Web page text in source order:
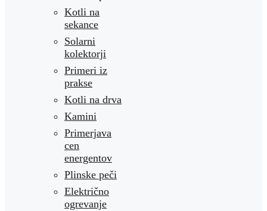
Kotli na
sekance
Solarni
kolektorji
Primeri iz
prakse
Kotli na drva
Kamini
Primerjava
cen
energentov
Plinske peči
Električno
ogrevanje